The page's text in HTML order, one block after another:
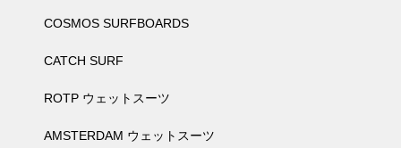
COSMOS SURFBOARDS
CATCH SURF
ROTP ウェットスーツ
AMSTERDAM ウェットスーツ